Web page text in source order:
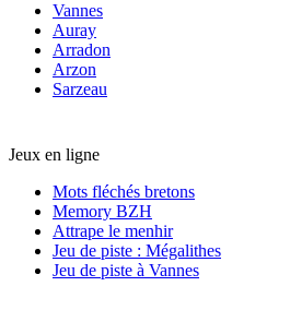
Vannes
Auray
Arradon
Arzon
Sarzeau
Jeux en ligne
Mots fléchés bretons
Memory BZH
Attrape le menhir
Jeu de piste : Mégalithes
Jeu de piste à Vannes